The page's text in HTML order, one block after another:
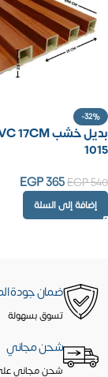
-32%
1015
EGP540
EGP365
إضافة إلى السلة
ضمان جودة
تسوق بسهولة
شحن مجاني
شحن مجاني